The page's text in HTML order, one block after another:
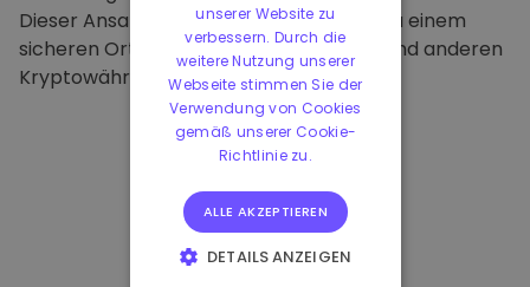
Dieser Ansatz macht unsere Plattform zu einem
sicheren Ort für die Aufbewahrung von und anderen
Kryptowährungen.
unserer Website zu
verbessern. Durch die
weitere Nutzung unserer
Webseite stimmen Sie der
Verwendung von Cookies
gemäß unserer Cookie-
Richtlinie zu.
ALLE AKZEPTIEREN
DETAILS ANZEIGEN